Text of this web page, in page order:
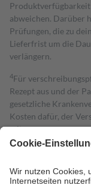
abweichen. Darüber
Prüfungen, die zu
Lieferfrist um die
verlängern.
4Für
Rezept aus und der
gesetzliche
Kosten dafür, der
mit.
Grundsätzlich leisten
höchstens zehn Euro.
Kosten der Leistung